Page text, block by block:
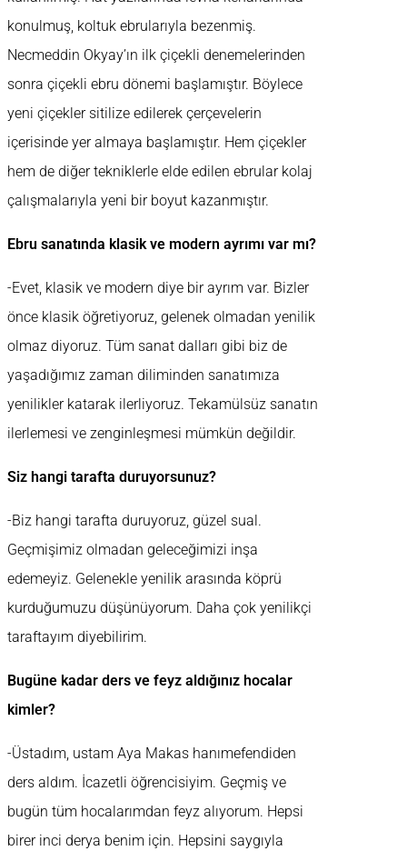
konulmuş, koltuk ebrularıyla bezenmiş.
Necmeddin Okyay’ın ilk çiçekli denemelerinden
sonra çiçekli ebru dönemi başlamıştır. Böylece
yeni çiçekler sitilize edilerek çerçevelerin
içerisinde yer almaya başlamıştır. Hem çiçekler
hem de diğer tekniklerle elde edilen ebrular kolaj
çalışmalarıyla yeni bir boyut kazanmıştır.
Ebru sanatında klasik ve modern ayrımı var mı?
-Evet, klasik ve modern diye bir ayrım var. Bizler
önce klasik öğretiyoruz, gelenek olmadan yenilik
olmaz diyoruz. Tüm sanat dalları gibi biz de
yaşadığımız zaman diliminden sanatımıza
yenilikler katarak ilerliyoruz. Tekamülsüz sanatın
ilerlemesi ve zenginleşmesi mümkün değildir.
Siz hangi tarafta duruyorsunuz?
-Biz hangi tarafta duruyoruz, güzel sual.
Geçmişimiz olmadan geleceğimizi inşa
edemeyiz. Gelenekle yenilik arasında köprü
kurduğumuzu düşünüyorum. Daha çok yenilikçi
taraftayım diyebilirim.
Bugüne kadar ders ve feyz aldığınız hocalar
kimler?
-Üstadım, ustam Aya Makas hanımefendiden
ders aldım. İcazetli öğrencisiyim. Geçmiş ve
bugün tüm hocalarımdan feyz alıyorum. Hepsi
birer inci derya benim için. Hepsini saygıyla